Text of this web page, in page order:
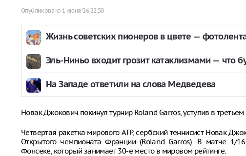
Опубликовано 1 июня ‘26 22:50
Жизнь советских пионеров в цвете —
Эль-Ниньо входит грозит катаклизмами — что
На Западе ответили на слова Медведева
Новак Джокович покинул турнир Roland Garros, уступив в третьем
Четвертая ракетка мирового ATP, сербский теннисист Новак
Открытого чемпионата Франции (Roland Garros). В матче 1/
Фонсеке, который занимает 30-е место в мировом рейтинге.